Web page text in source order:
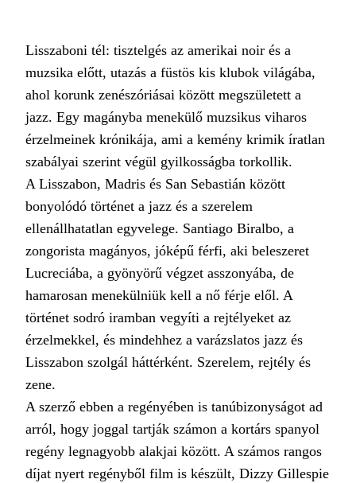
Lisszaboni tél: tisztelgés az amerikai noir és a
muzsika előtt, utazás a füstös kis klubok világába,
ahol korunk zenészóriásai között megszületett a
jazz. Egy magányba menekülő muzsikus viharos
érzelmeinek krónikája, ami a kemény krimik íratlan
szabályai szerint végül gyilkosságba torkollik.
A Lisszabon, Madris és San Sebastián között
bonyolódó történet a jazz és a szerelem
ellenállhatatlan egyvelege. Santiago Biralbo, a
zongorista magányos, jóképű férfi, aki beleszeret
Lucreciába, a gyönyörű végzet asszonyába, de
hamarosan menekülniük kell a nő férje elől. A
történet sodró iramban vegyíti a rejtélyeket az
érzelmekkel, és mindehhez a varázslatos jazz és
Lisszabon szolgál háttérként. Szerelem, rejtély és
zene.
A szerző ebben a regényében is tanúbizonyságot ad
arról, hogy joggal tartják számon a kortárs spanyol
regény legnagyobb alakjai között. A számos rangos
díjat nyert regényből film is készült, Dizzy Gillespie